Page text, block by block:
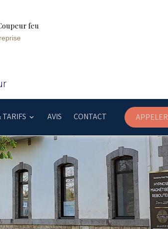
feu
TARIFS AVIS CONTACT APPELER